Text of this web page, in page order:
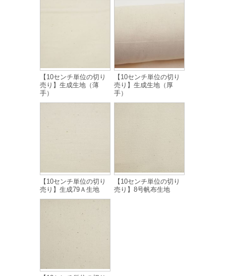
【10センチ単位の切り
売り】生成生地（薄
手）
【10センチ単位の切り
売り】生成生地（厚
手）
【10センチ単位の切り
売り】生成79Ａ生地
【10センチ単位の切り
売り】8号帆布生地